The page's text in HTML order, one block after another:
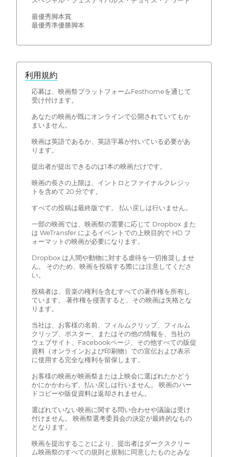
最優秀脚本賞
最優秀準優勝脚本
利用規約
応募は、映画祭プラットフォームFesthomeを通じて
受け付けます。
あなたの映画が既にオンラインで公開されていてもか
まいません。
映画は英語であるか、英語字幕が付いている必要があ
ります。
提出者が提出できるのは1本の映画だけです。
映画の長さの上限は、イントロとファイナルクレジッ
トを含めて 20 分です。
すべての投稿は最終版です。 払い戻しは行いません。
一部の映画では、映画祭の需要に応じて Dropbox また
は WeTransfer によるイベントでの上映目的で HD フ
ォーマットの映画が必要になります。
Dropbox は人間や動物に対する虐待を一切推奨しませ
ん。 そのため、映画を投稿する際には注意してくださ
い。
投稿者は、音楽の権利を含むすべての著作権を所有し
ています。 著作権を侵害すると、その映画は失格とな
ります。
当社は、お客様の名前、フィルムクリップ、フィルム
クリップ、ポスター、またはその他の情報を、当社の
ウェブサイト、Facebookページ、その他すべての販促
資料（オンラインおよび印刷物）での宣伝および表示
に使用する完全な権利を留保します。
お客様の映画が映画祭または上映会に選ばれたかどう
かにかかわらず、払い戻しは行いません。 映画のハー
ドコピーや販促資料は返却されません。
選ばれていない映画に関する問い合わせや議論は受け
付けません。 映画祭選考委員会の決定が最終的なもの
となります。
映画を提出することにより、提出者はダークスクリー
ム映画祭のすべての規則と規制に同意したものとみな